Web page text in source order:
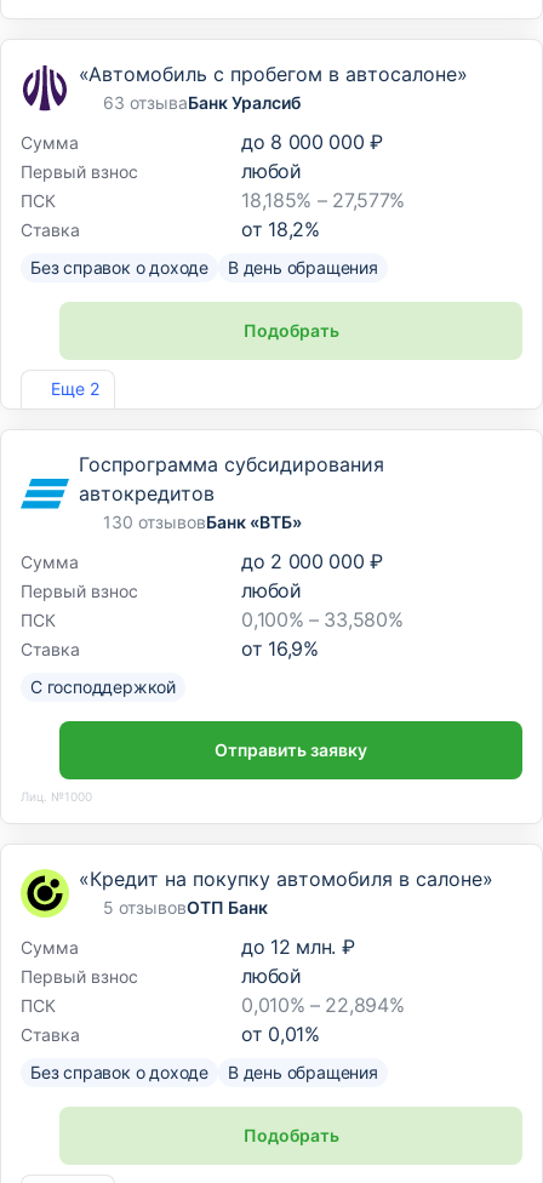
Еще 2
«Автомобиль с пробегом в автосалоне»
63 отзываБанк Уралсиб
Сумма
до 8 000 000 ₽
Первый взнос любой
ПСК 18,185% – 27,577%
Ставка от 18,2%
Без справок о доходе В день обращения
Подобрать
Лиц. №2275
Госпрограмма субсидирования
автокредитов
130 отзывовБанк «ВТБ»
Сумма
до 2 000 000 ₽
Первый взнос любой
ПСК 0,100% – 33,580%
Ставка от 16,9%
С господдержкой
Отправить заявку
Лиц. №1000
«Кредит на покупку автомобиля в салоне»
5 отзывовОТП Банк
Сумма
до 12 млн. ₽
Первый взнос любой
ПСК 0,010% – 22,894%
Ставка от 0,01%
Без справок о доходе В день обращения
Подобрать